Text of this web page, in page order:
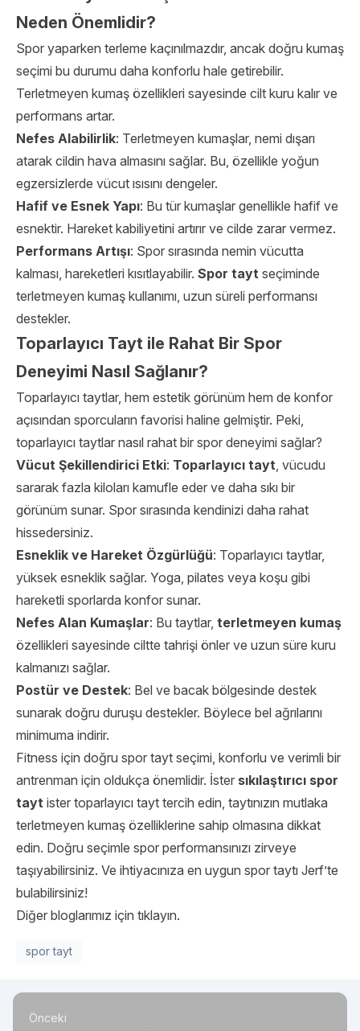
Neden Önemlidir?
Spor yaparken terleme kaçınılmazdır, ancak doğru kumaş
seçimi bu durumu daha konforlu hale getirebilir.
Terletmeyen kumaş özellikleri sayesinde cilt kuru kalır ve
performans artar.
Nefes Alabilirlik: Terletmeyen kumaşlar, nemi dışarı
atarak cildin hava almasını sağlar. Bu, özellikle yoğun
egzersizlerde vücut ısısını dengeler.
Hafif ve Esnek Yapı: Bu tür kumaşlar genellikle hafif ve
esnektir. Hareket kabiliyetini artırır ve cilde zarar vermez.
Performans Artışı: Spor sırasında nemin vücutta
kalması, hareketleri kısıtlayabilir. Spor tayt seçiminde
terletmeyen kumaş kullanımı, uzun süreli performansı
destekler.
Toparlayıcı Tayt ile Rahat Bir Spor
Deneyimi Nasıl Sağlanır?
Toparlayıcı taytlar, hem estetik görünüm hem de konfor
açısından sporcuların favorisi haline gelmiştir. Peki,
toparlayıcı taytlar nasıl rahat bir spor deneyimi sağlar?
Vücut Şekillendirici Etki: Toparlayıcı tayt, vücudu
sararak fazla kiloları kamufle eder ve daha sıkı bir
görünüm sunar. Spor sırasında kendinizi daha rahat
hissedersiniz.
Esneklik ve Hareket Özgürlüğü: Toparlayıcı taytlar,
yüksek esneklik sağlar. Yoga, pilates veya koşu gibi
hareketli sporlarda konfor sunar.
Nefes Alan Kumaşlar: Bu taytlar, terletmeyen kumaş
özellikleri sayesinde ciltte tahrişi önler ve uzun süre kuru
kalmanızı sağlar.
Postür ve Destek: Bel ve bacak bölgesinde destek
sunarak doğru duruşu destekler. Böylece bel ağrılarını
minimuma indirir.
Fitness için doğru spor tayt seçimi, konforlu ve verimli bir
antrenman için oldukça önemlidir. İster sıkılaştırıcı spor
tayt ister toparlayıcı tayt tercih edin, taytınızın mutlaka
terletmeyen kumaş özelliklerine sahip olmasına dikkat
edin. Doğru seçimle spor performansınızı zirveye
taşıyabilirsiniz. Ve ihtiyacınıza en uygun spor taytı Jerf’te
bulabilirsiniz!
Diğer bloglarımız için tıklayın.
spor tayt
Önceki